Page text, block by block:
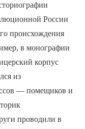
России
происхождения
в монографии
корпус
из
— помещиков и
проводили в